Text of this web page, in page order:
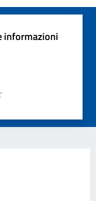
informazioni